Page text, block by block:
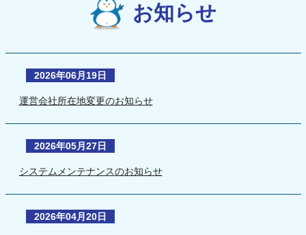
お知らせ
2026年06月19日
運営会社所在地変更のお知らせ
2026年05月27日
システムメンテナンスのお知らせ
2026年04月20日